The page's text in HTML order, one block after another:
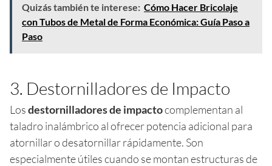
Quizás también te interese: Cómo Hacer Bricolaje
con Tubos de Metal de Forma Económica: Guía Paso a
Paso
3. Destornilladores de Impacto
Losdestornilladores de impactocomplementan al
taladro inalámbrico al ofrecer potencia adicional para
atornillar o desatornillar rápidamente. Son
especialmente útiles cuando se montan estructuras de